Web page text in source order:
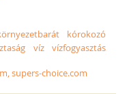
kórokozó
víz
vízfogyasztás
supers-choice.com